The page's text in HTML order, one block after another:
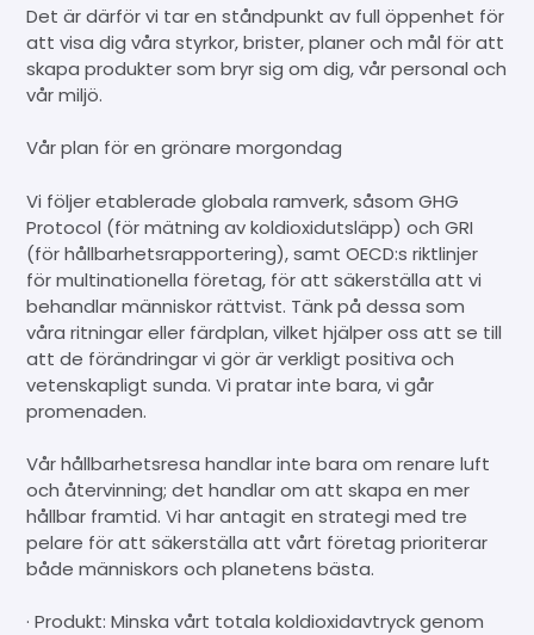
Det är därför vi tar en ståndpunkt av full öppenhet för
att visa dig våra styrkor, brister, planer och mål för att
skapa produkter som bryr sig om dig, vår personal och
vår miljö.
Vår plan för en grönare morgondag
Vi följer etablerade globala ramverk, såsom GHG
Protocol (för mätning av koldioxidutsläpp) och GRI
(för hållbarhetsrapportering), samt OECD:s riktlinjer
för multinationella företag, för att säkerställa att vi
behandlar människor rättvist. Tänk på dessa som
våra ritningar eller färdplan, vilket hjälper oss att se till
att de förändringar vi gör är verkligt positiva och
vetenskapligt sunda. Vi pratar inte bara, vi går
promenaden.
Vår hållbarhetsresa handlar inte bara om renare luft
och återvinning; det handlar om att skapa en mer
hållbar framtid. Vi har antagit en strategi med tre
pelare för att säkerställa att vårt företag prioriterar
både människors och planetens bästa.
· Produkt: Minska vårt totala koldioxidavtryck genom